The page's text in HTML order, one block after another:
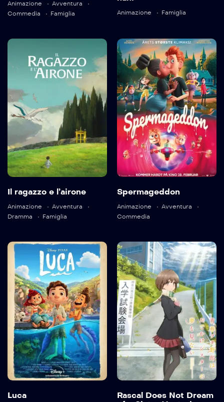
Language: en
Animazione
Avventura
Commedia
Famiglia Language: en
Detail
Animazione Famiglia
Il ragazzo e
l’airone
Language: ja
Detail
Il ragazzo e l’airone
Animazione
Avventura
Dramma
Famiglia
Spermageddon
2025 80 min
Language: no
Detail
Spermageddon
Animazione
Avventura
Commedia
Luca
2021 96 min
Luca
Rascal Does
Not Dream of a
Sister
Venturing Out
2023 74 min
Rascal Does Not Dream